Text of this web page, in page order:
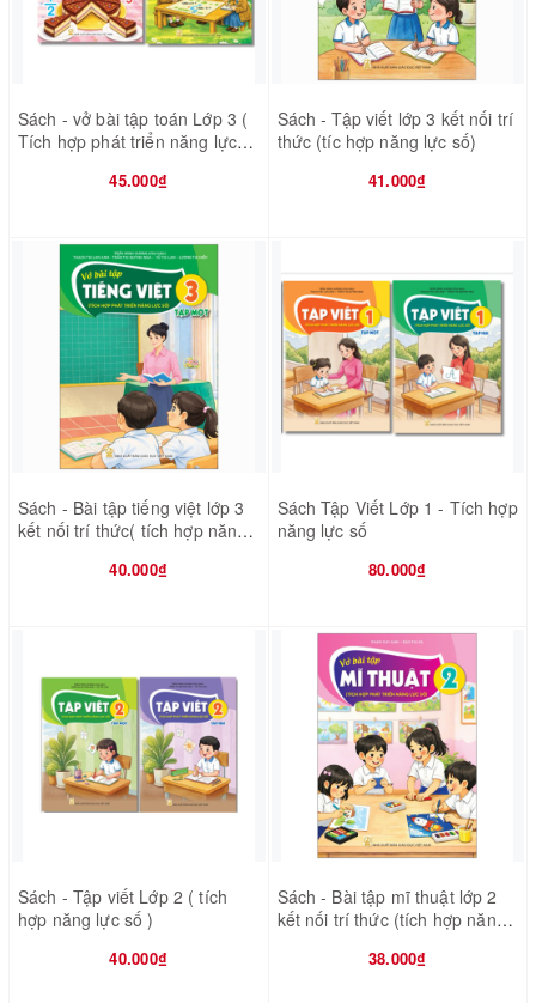
Sách - vở bài tập toán Lớp 3 (
Tích hợp phát triển năng lực
45.000₫
Sách - Tập viết lớp 3 kết nối trí
thức (tíc hợp năng lực số)
41.000₫
Sách - Bài tập tiếng việt lớp 3
kết nối trí thức( tích hợp năng
40.000₫
Sách Tập Viết Lớp 1 - Tích hợp
năng lực số
80.000₫
Sách - Tập viết Lớp 2 ( tích
hợp năng lực số )
40.000₫
Sách - Bài tập mĩ thuật lớp 2
kết nối trí thức (tích hợp năng
38.000₫